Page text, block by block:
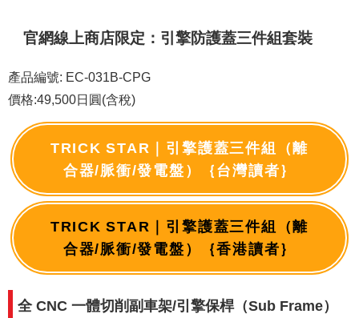
官網線上商店限定：引擎防護蓋三件組套裝
產品編號: EC-031B-CPG
價格:49,500日圓(含稅)
TRICK STAR｜引擎護蓋三件組（離
合器/脈衝/發電盤）｛台灣讀者｝
TRICK STAR｜引擎護蓋三件組（離
合器/脈衝/發電盤）｛香港讀者｝
全 CNC 一體切削副車架/引擎保桿（Sub Frame）